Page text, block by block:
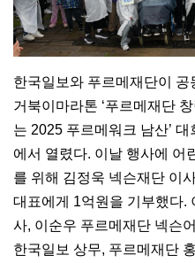
한국일보와 푸르메재단이
거북이마라톤 ‘푸르메재단
는 2025 푸르메워크 남산’
에서 열렸다. 이날 행사에 어
를 위해 김정욱 넥슨재단 이
대표에게 1억원을 기부했다.
사, 이순우 푸르메재단 넥슨
한국일보 상무, 푸르메재단